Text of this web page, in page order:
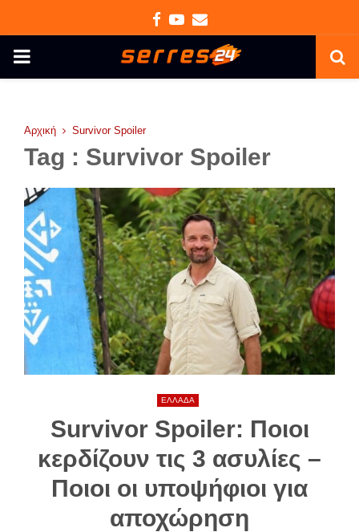
Facebook
Youtube
Email
PRIMARY
Αρχική Survivor Spoiler
Tag : Survivor Spoiler
ΕΛΛΑΔΑ
Survivor Spoiler: Ποιοι
κερδίζουν τις 3 ασυλίες –
Ποιοι οι υποψήφιοι για
αποχώρηση